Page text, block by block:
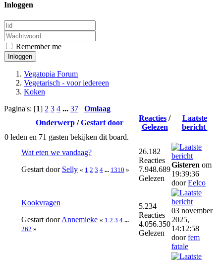
Inloggen
Remember me
Inloggen
Vegatopia Forum
Vegetarisch - voor iedereen
Koken
Pagina's: [1] 2 3 4 ... 37
Omlaag
Onderwerp /Gestart door
Reacties /
Gelezen
Laatste
bericht
0 leden en 71 gasten bekijken dit board.
Wat eten we vandaag?
Gestart door Selly « 1 2 3 4 ... 1310 »
26.182
Reacties
7.948.689
Gelezen
Gisteren om
19:39:36
doorEelco
Kookvragen
Gestart doorAnnemieke « 1 2 3 4 ...
262 »
5.234
Reacties
4.056.350
Gelezen
03 november
2025,
14:12:58
doorfem
fatale